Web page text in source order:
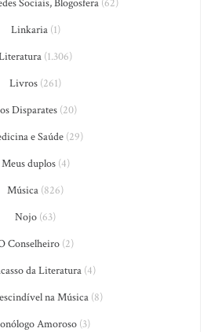
Sociais, Blogosfera (62)
Linkaria(1)
(1.306)
Livros (261)
Disparates (20)
e Saúde (29)
Meus duplos(4)
Música (826)
Nojo (63)
Conselheiro(2)
da Literatura(4)
na Música (8)
Amoroso (3)